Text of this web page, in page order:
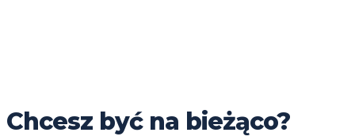
Chcesz być na bieżąco?